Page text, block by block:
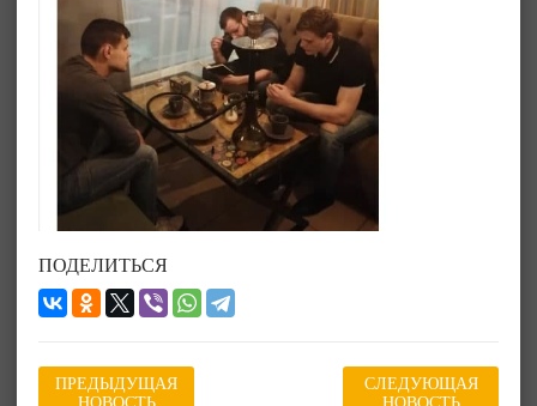
ПОДЕЛИТЬСЯ
ПРЕДЫДУЩАЯ
СЛЕДУЮЩАЯ